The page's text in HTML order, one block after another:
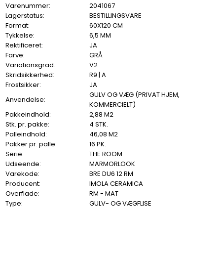
Varenummer:
2041067
Lagerstatus:
BESTILLINGSVARE
Format:
60X120 CM
Tykkelse:
6,5 MM
Rektificeret:
JA
Farve:
GRÅ
Variationsgrad:
V2
Skridsikkerhed:
R9 | A
Frostsikker:
JA
Anvendelse:
GULV OG VÆG (PRIVAT HJEM,
KOMMERCIELT)
Pakkeindhold:
2,88 M2
Stk. pr. pakke:
4 STK.
Palleindhold:
46,08 M2
Pakker pr. palle:
16 PK.
Serie:
THE ROOM
Udseende:
MARMORLOOK
Varekode:
BRE DU6 12 RM
Producent:
IMOLA CERAMICA
Overflade:
RM - MAT
Type:
GULV- OG VÆGFLISE